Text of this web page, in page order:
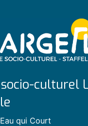
culturel
qui Court